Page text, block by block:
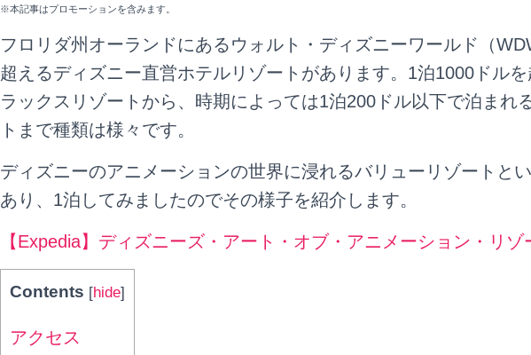
※本記事はプロモーションを含みます。
フロリダ州オーランドにあるウォルト・ディズニーワールド（
超えるディズニー直営ホテルリゾートがあります。1泊1000ドル
ラックスリゾートから、時期によっては1泊200ドル以下で泊まれ
トまで種類は様々です。
ディズニーのアニメーションの世界に浸れるバリューリゾートと
あり、1泊してみましたのでその様子を紹介します。
【Expedia】ディズニーズ・アート・オブ・アニメーション・リゾ
Contents [hide]
アクセス